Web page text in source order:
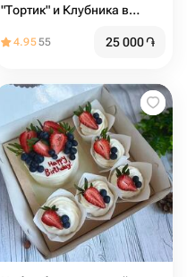
"Тортик" и Клубника в
рождения
4.9555 25 000֏